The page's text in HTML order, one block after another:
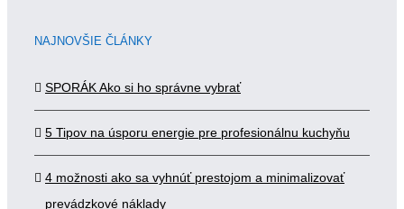
NAJNOVŠIE ČLÁNKY
SPORÁK Ako si ho správne vybrať
5 Tipov na úsporu energie pre profesionálnu kuchyňu
4 možnosti ako sa vyhnúť prestojom a minimalizovať
prevádzkové náklady